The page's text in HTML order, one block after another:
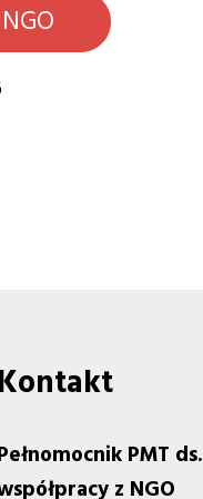
Kontakt
PMT ds.
z NGO